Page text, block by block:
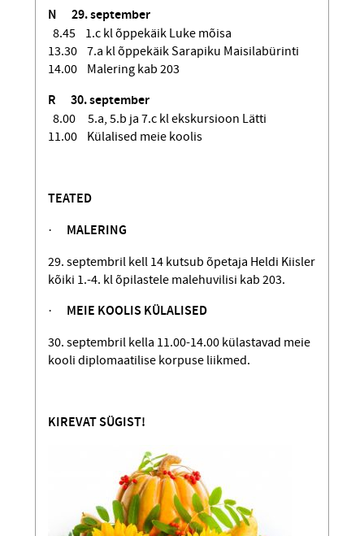
N 29. september
8.45 1.c kl õppekäik Luke mõisa
13.30 7.a kl õppekäik Sarapiku Maisilabürinti
14.00 Malering kab 203
R 30. september
8.00 5.a, 5.b ja 7.c kl ekskursioon Lätti
11.00 Külalised meie koolis
TEATED
· MALERING
29. septembril kell 14 kutsub õpetaja Heldi Kiisler
kõiki 1.-4. kl õpilastele malehuvilisi kab 203.
· MEIE KOOLIS KÜLALISED
30. septembril kella 11.00-14.00 külastavad meie
kooli diplomaatilise korpuse liikmed.
KIREVAT SÜGIST!